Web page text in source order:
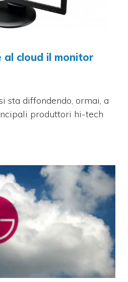
al cloud il monitor
sta diffondendo, ormai, a
produttori hi-tech